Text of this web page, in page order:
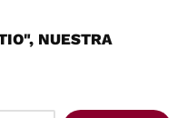
NUESTRA